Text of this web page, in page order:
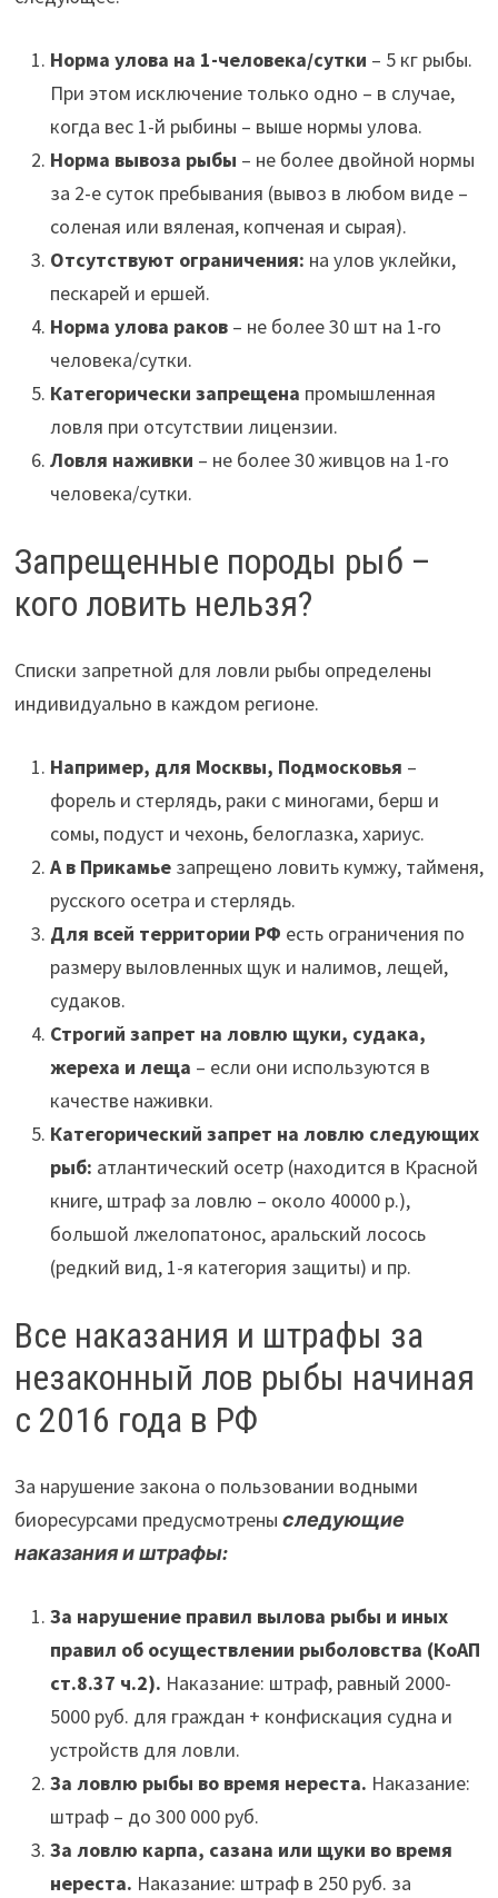
Норма улова на 1-человека/сутки – 5 кг рыбы.
При этом исключение только одно – в случае,
когда вес 1-й рыбины – выше нормы улова.
Норма вывоза рыбы – не более двойной нормы
за 2-е суток пребывания (вывоз в любом виде –
соленая или вяленая, копченая и сырая).
Отсутствуют ограничения: на улов уклейки,
пескарей и ершей.
Норма улова раков– не более 30 шт на 1-го
человека/сутки.
Категорически запрещена промышленная
ловля при отсутствии лицензии.
Ловля наживки – не более 30 живцов на 1-го
человека/сутки.
Запрещенные породы рыб –
кого ловить нельзя?
Списки запретной для ловли рыбы определены
индивидуально в каждом регионе.
Например, для Москвы, Подмосковья –
форель и стерлядь, раки с миногами, берш и
сомы, подуст и чехонь, белоглазка, хариус.
А в Прикамьезапрещено ловить кумжу, тайменя,
русского осетра и стерлядь.
Для всей территории РФ есть ограничения по
размеру выловленных щук и налимов, лещей,
судаков.
Строгий запрет на ловлю щуки, судака,
жереха и леща – если они используются в
качестве наживки.
Категорический запрет на ловлю следующих
рыб: атлантический осетр (находится в Красной
книге, штраф за ловлю – около 40000 р.),
большой лжелопатонос, аральский лосось
(редкий вид, 1-я категория защиты) и пр.
Все наказания и штрафы за
незаконный лов рыбы начиная
с 2016 года в РФ
За нарушение закона о пользовании водными
биоресурсами предусмотрены следующие
наказания и штрафы:
За нарушение правил вылова рыбы и иных
правил об осуществлении рыболовства (КоАП
ст.8.37 ч.2). Наказание: штраф, равный 2000-
5000 руб. для граждан + конфискация судна и
устройств для ловли.
За ловлю рыбы во время нереста. Наказание:
штраф – до 300 000 руб.
За ловлю карпа, сазана или щуки во время
нереста. Наказание: штраф в 250 руб. за